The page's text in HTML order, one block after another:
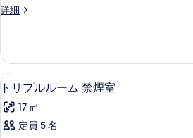
す
真
示
す
る
ル
ム
（2
名
利
用）
詳細
ス
ー
ド
ル
ム
（2
ト
リ
プ
デスク
1
トリプルルーム 禁煙室
17 ㎡
定員 5 名